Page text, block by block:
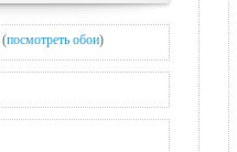
(посмотреть обои)